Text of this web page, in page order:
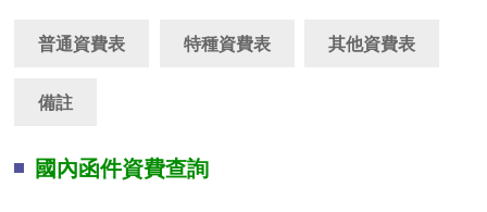
普通資費表 特種資費表 其他資費表
備註
國內函件資費查詢